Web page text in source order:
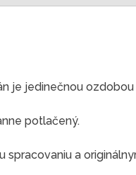
je jedinečnou
potlačený.
spracovaniu a